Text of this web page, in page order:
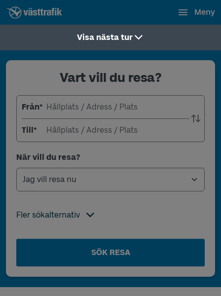
Meny
Visa nästa tur
Vart vill du resa?
Från*
Till*
När vill du resa?
Fler sökalternativ
SÖK RESA